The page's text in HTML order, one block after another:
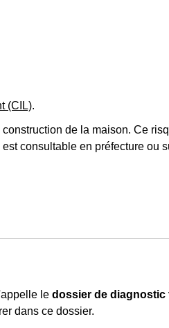
(CIL).
de la maison. Ce
consultable en préfecture ou
le dossier de diagnostic
dans ce dossier.